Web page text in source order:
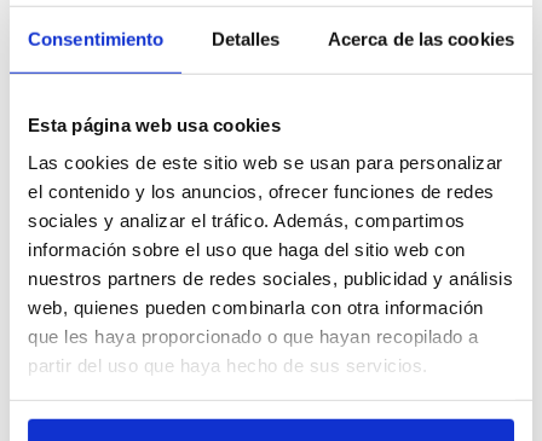
Consentimiento Detalles Acerca de las cookies
Esta página web usa cookies
Las cookies de este sitio web se usan para personalizar
el contenido y los anuncios, ofrecer funciones de redes
sociales y analizar el tráfico. Además, compartimos
información sobre el uso que haga del sitio web con
nuestros partners de redes sociales, publicidad y análisis
web, quienes pueden combinarla con otra información
que les haya proporcionado o que hayan recopilado a
partir del uso que haya hecho de sus servicios.